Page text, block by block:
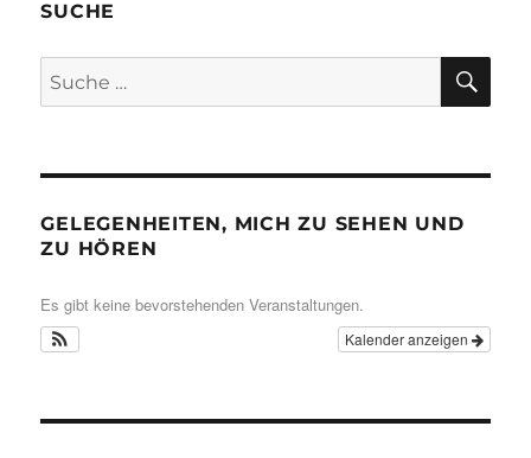
SUCHE
Suche
nach:
GELEGENHEITEN, MICH ZU SEHEN UND
ZU HÖREN
Es gibt keine bevorstehenden Veranstaltungen.
Kalender anzeigen